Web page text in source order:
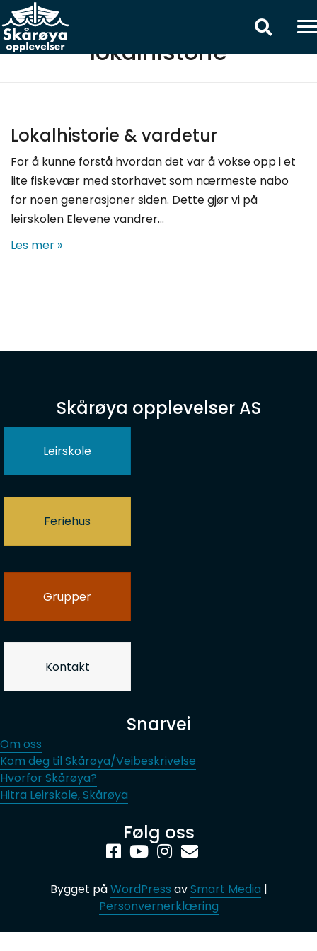
lokalhistorie
Lokalhistorie & vardetur
For å kunne forstå hvordan det var å vokse opp i et
lite fiskevær med storhavet som nærmeste nabo
for noen generasjoner siden. Dette gjør vi på
leirskolen Elevene vandrer…
Les mer »
Skårøya opplevelser AS
Leirskole
Feriehus
Grupper
Kontakt
Snarvei
Om oss
Kom deg til Skårøya/Veibeskrivelse
Hvorfor Skårøya?
Hitra Leirskole, Skårøya
Følg oss
Bygget påWordPress avSmart Media |
Personvernerklæring